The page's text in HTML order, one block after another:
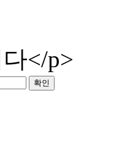
</p>
확인